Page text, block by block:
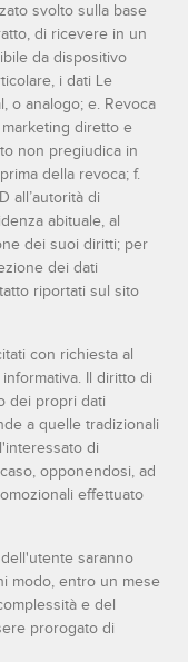
svolto sulla base
di ricevere in un
da dispositivo
i dati Le
o analogo; e. Revoca
diretto e
non pregiudica in
della revoca; f.
all’autorità di
abituale, al
dei suoi diritti; per
dei dati
riportati sul sito
con richiesta al
Il diritto di
dei propri dati
a quelle tradizionali
di
opponendosi, ad
effettuato
saranno
modo, entro un mese
e del
prorogato di